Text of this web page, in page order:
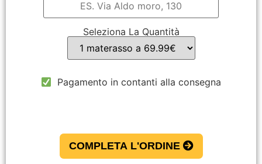
Seleziona La Quantità
Pagamento in contanti alla consegna
COMPLETA L'ORDINE